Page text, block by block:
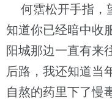
何霑松开手指，
知道你已经暗中收
阳城那边一直有来
后路，我还知道当
自熬的药里下了慢